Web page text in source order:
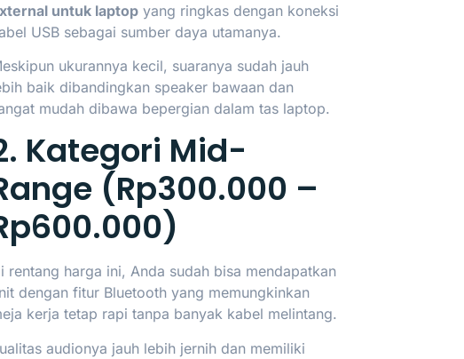
untuk laptopyang ringkas dengan koneksi
USB sebagai sumber daya utamanya.
ukurannya kecil, suaranya sudah jauh
baik dibandingkan speaker bawaan dan
mudah dibawa bepergian dalam tas laptop.
Kategori Mid-
(Rp300.000 –
rentang harga ini, Anda sudah bisa mendapatkan
dengan fitur Bluetooth yang memungkinkan
kerja tetap rapi tanpa banyak kabel melintang.
audionya jauh lebih jernih dan memiliki